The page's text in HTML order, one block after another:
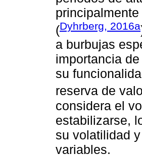
(Dyhrberg, 2016a
a burbujas
importancia
su
reserva de
considera el
estabilizarse,
su volatilidad
variables.